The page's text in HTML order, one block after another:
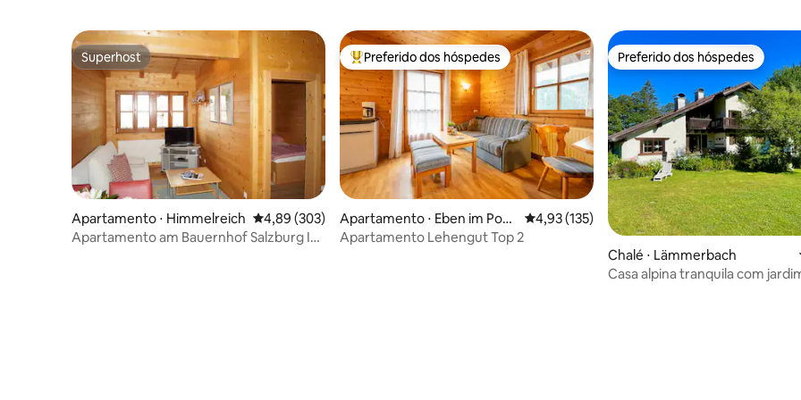
Superhost
Superhost
Apartamento ⋅ Himmelreich 4,89 de uma avaliação média de 5, 303 avaliações
4,89 (303)
Apartamento am Bauernhof Salzburg I
Entre os melhores preferidos dos hóspedes
Preferido dos hóspedes
Apartamento ⋅ Eben im Pon
gau
4,93 de uma avaliação média de 5, 135
4,93 (135)
Apartamento Lehengut Top 2
Preferido dos hóspedes
Preferido dos hóspedes
Chalé ⋅ Lämmerbach
Casa alpina tranquila com